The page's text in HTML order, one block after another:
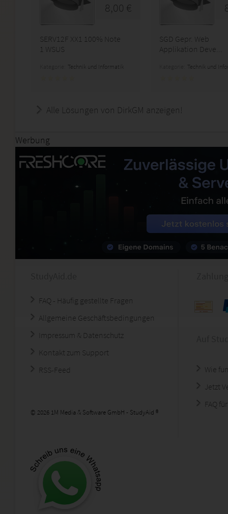
8,00 €
SERV12F XX1 100% Note
1 WSUS
Technik und Informatik
SGD Gepr. Web
Applikation Deve...
Technik und
Alle Lösungen von DirkGM anzeigen!
Werbung
FAQ - Häufig gestellte Fragen
Allgemeine Geschäftsbedingungen
Impressum & Datenschutz
Kontakt zum Support
RSS-Feed
© 2026 1M Media & Software GmbH - StudyAid ®
Wie
Jetzt
FAQ